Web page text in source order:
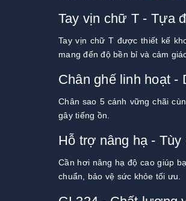
Tay vịn chữ T - Tựa
Tay vịn chữ T được thiết kế
mang đến độ bền bỉ và cảm
Chân ghế linh hoạt -
Chân sao 5 cánh vững chãi
gây tiếng ồn.
Hỗ trợ nâng hạ -
Cần hơi nâng hạ độ cao giúp
chuẩn, bảo vệ sức khỏe tối ưu.